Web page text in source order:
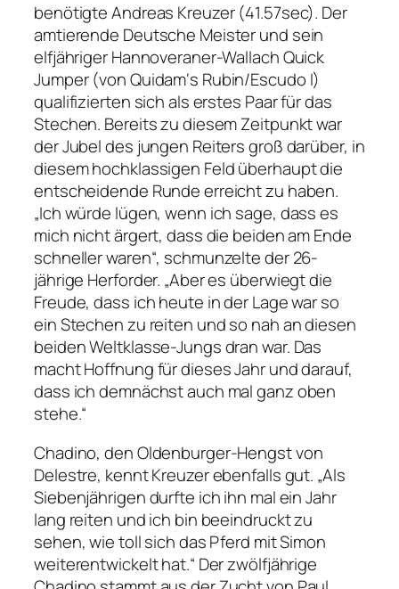
benötigte Andreas Kreuzer (41.57sec). Der
amtierende Deutsche Meister und sein
elfjähriger Hannoveraner-Wallach Quick
Jumper (von Quidam‘s Rubin/Escudo I)
qualifizierten sich als erstes Paar für das
Stechen. Bereits zu diesem Zeitpunkt war
der Jubel des jungen Reiters groß darüber, in
diesem hochklassigen Feld überhaupt die
entscheidende Runde erreicht zu haben.
„Ich würde lügen, wenn ich sage, dass es
mich nicht ärgert, dass die beiden am Ende
schneller waren“, schmunzelte der 26-
jährige Herforder. „Aber es überwiegt die
Freude, dass ich heute in der Lage war so
ein Stechen zu reiten und so nah an diesen
beiden Weltklasse-Jungs dran war. Das
macht Hoffnung für dieses Jahr und darauf,
dass ich demnächst auch mal ganz oben
stehe.“
Chadino, den Oldenburger-Hengst von
Delestre, kennt Kreuzer ebenfalls gut. „Als
Siebenjährigen durfte ich ihn mal ein Jahr
lang reiten und ich bin beeindruckt zu
sehen, wie toll sich das Pferd mit Simon
weiterentwickelt hat.“ Der zwölfjährige